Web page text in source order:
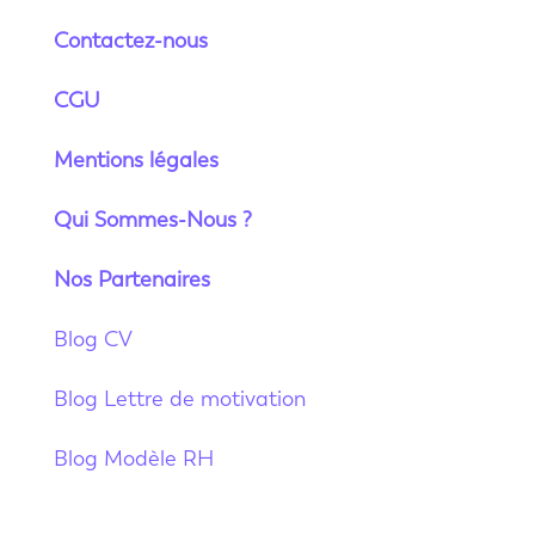
Contactez-nous
CGU
Mentions légales
Qui Sommes-Nous ?
Nos Partenaires
Blog CV
Blog Lettre de motivation
Blog Modèle RH